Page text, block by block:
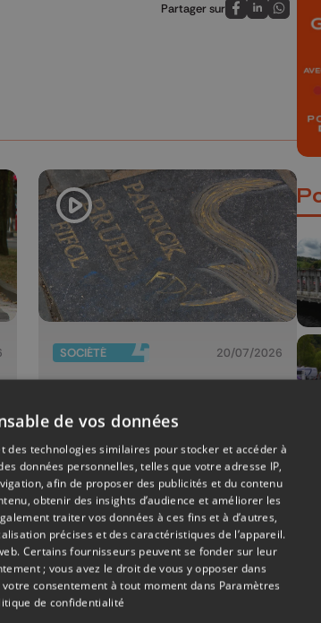
Partager sur
Partagez sur
Partagez
SOCIÉTÉ 20/07/2026
Faut-il enlever la
dalle de Patrick
Bruel qui a été à
nouveau
dégradée ? "Nos
ouvriers sont en
vacances"
de vos données
des technologies similaires pour stocker et accéder à
données personnelles, telles que votre adresse IP,
afin de proposer des publicités et du contenu
obtenir des insights d’audience et améliorer les
traiter vos données à ces fins et à d’autres,
précises et des caractéristiques de l’appareil.
Certains fournisseurs peuvent se fonder sur leur
; vous avez le droit de vous y opposer dans
consentement à tout moment dans Paramètres
de confidentialité